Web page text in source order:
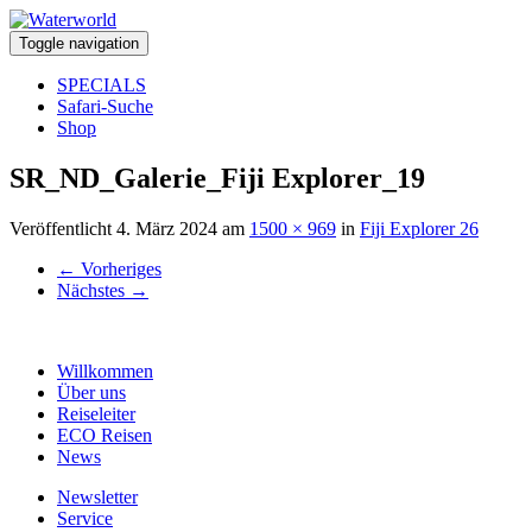
Toggle navigation
SPECIALS
Safari-Suche
Shop
SR_ND_Galerie_Fiji Explorer_19
Veröffentlicht 4. März 2024 am 1500 × 969 in Fiji Explorer 26
← Vorheriges
Nächstes →
Willkommen
Über uns
Reiseleiter
ECO Reisen
News
Newsletter
Service